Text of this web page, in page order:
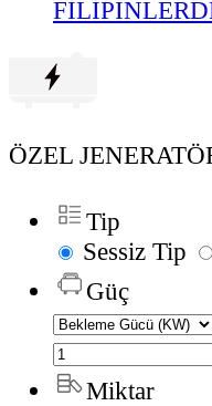
ÖZEL
Tip
Sessiz Tip
Güç
Miktar